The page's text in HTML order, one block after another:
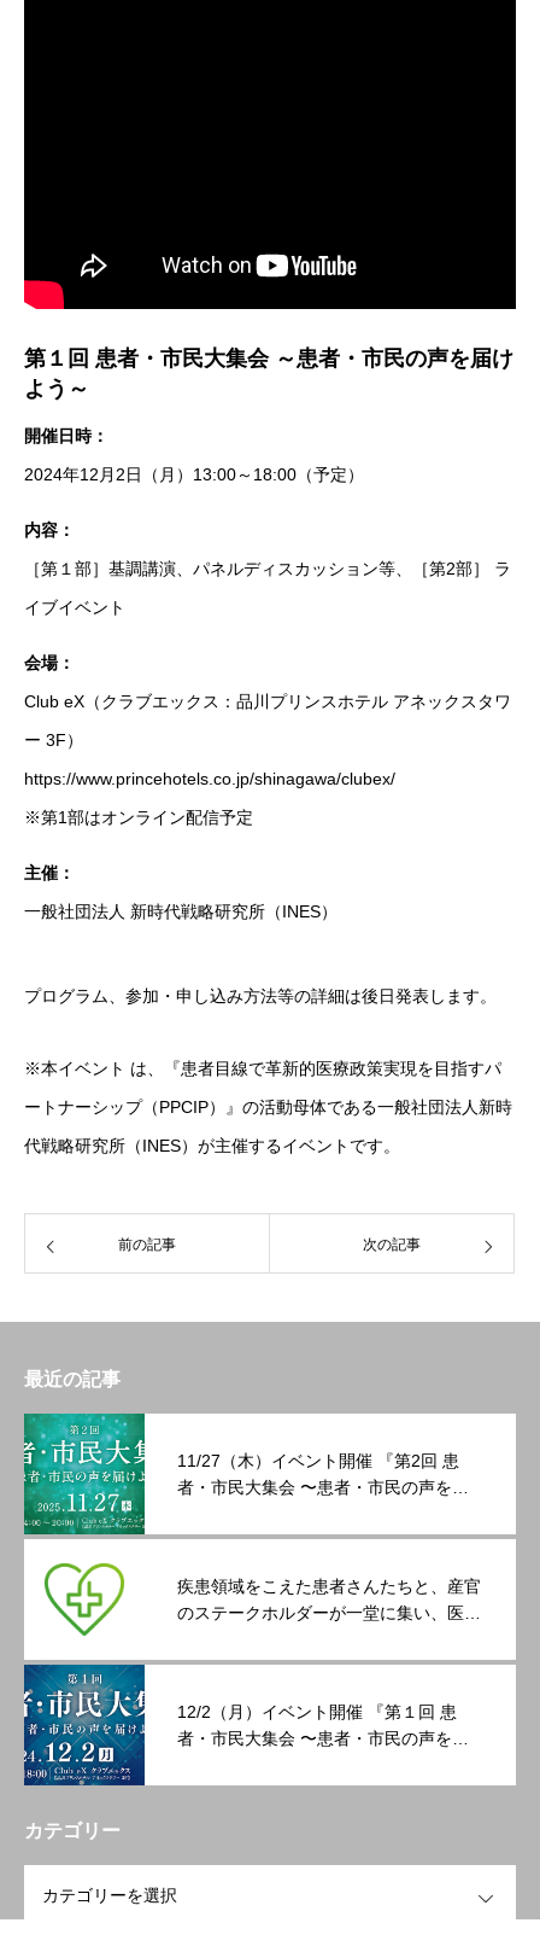
第１回 患者・市民大集会 ～患者・市民の声を届け
よう～
開催日時：
2024年12月2日（月）13:00～18:00（予定）
内容：
［第１部］基調講演、パネルディスカッション等、［第2部］ ラ
イブイベント
会場：
Club eX（クラブエックス：品川プリンスホテル アネックスタワ
ー 3F）
https://www.princehotels.co.jp/shinagawa/clubex/
※第1部はオンライン配信予定
主催：
一般社団法人 新時代戦略研究所（INES）
プログラム、参加・申し込み方法等の詳細は後日発表します。
※本イベント は、『患者目線で革新的医療政策実現を目指すパ
ートナーシップ（PPCIP）』の活動母体である一般社団法人新時
代戦略研究所（INES）が主催するイベントです。
前の記事 次の記事
最近の記事
11/27（木）イベント開催 『第2回 患
者・市民大集会 〜患者・市民の声を届
疾患領域をこえた患者さんたちと、産官
のステークホルダーが一堂に集い、医療
者・市民大集会 〜患者・市民の声を届
12/2（月）イベント開催 『第１回 患
者・市民大集会 〜患者・市民の声を届
カテゴリー